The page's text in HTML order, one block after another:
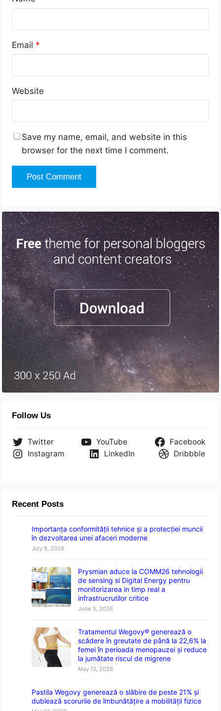
Email *
Website
Save my name, email, and website in this
browser for the next time I comment.
Follow Us
Twitter YouTube
Facebook
Instagram
LinkedIn Dribbble
Recent Posts
Importanța conformității tehnice și a protecției muncii
în dezvoltarea unei afaceri moderne
July 8, 2026
Prysmian aduce la COMM26 tehnologii
de sensing si Digital Energy pentru
monitorizarea in timp real a
infrastrucrutilor critice
June 5, 2026
Tratamentul Wegovy® generează o
scădere în greutate de până la 22,6% la
femei în perioada menopauzei și reduce
la jumătate riscul de migrene
May 13, 2026
Pastila Wegovy generează o slăbire de peste 21% și
dublează scorurile de îmbunătățire a mobilității fizice